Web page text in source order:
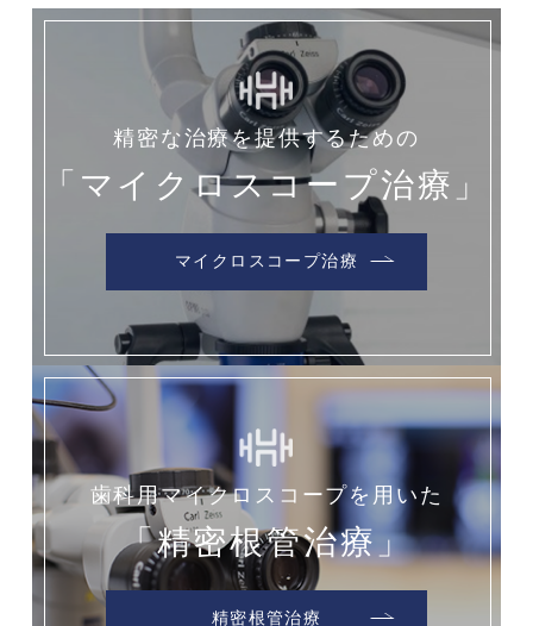
精密な治療を提供するための
「マイクロスコープ治療」
マイクロスコープ治療
歯科用マイクロスコープを用いた
「精密根管治療」
精密根管治療